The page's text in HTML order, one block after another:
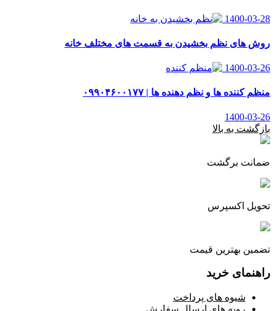
1400-03-28
روش های نظم بخشیدن به قسمت های مختلف خانه
1400-03-26
منظم کننده ها و نظم دهنده ها | ۰۹۹۰۴۶۰۰۱۷۷
1400-03-26
بازگشت به بالا
ضمانت برگشت
تحویل اکسپرس
تضمین بهترین قیمت
راهنمای خرید
شیوه های پرداخت
رویه های ارسال سفارش